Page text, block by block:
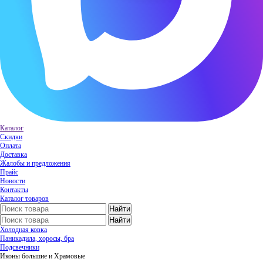
Каталог
Скидки
Оплата
Доставка
Жалобы и предложения
Прайс
Новости
Контакты
Каталог товаров
Холодная ковка
Паникадила, хоросы, бра
Подсвечники
Иконы большие и Храмовые